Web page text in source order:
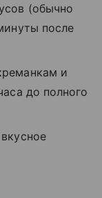
(обычно
после
и
до полного